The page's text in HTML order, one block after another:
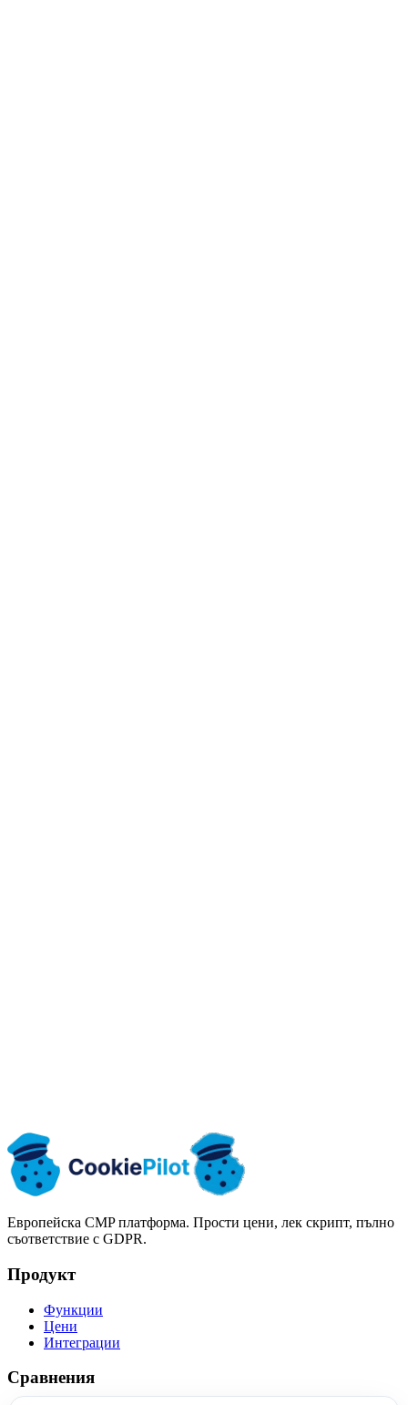
Започнете безплатно Вижте цените
Европейска CMP платформа. Прости цени, лек скрипт, пълно
съответствие с GDPR.
Продукт
Функции
Цени
Интеграции
Сравнения